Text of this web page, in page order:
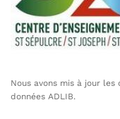
Nous avons mis à jour les
données ADLIB.